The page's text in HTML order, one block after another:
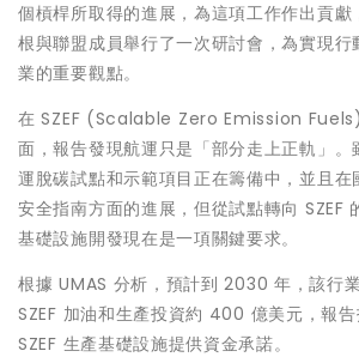
個槓桿所取得的進展，為這項工作作出貢
根與聯盟成員舉行了一次研討會，為實現
業的重要觀點。
在 SZEF (Scalable Zero Emission
面，報告發現航運只是「部分走上正軌」
運脫碳試點和示範項目正在籌備中，並且在
安全指南方面的進展，但從試點轉向 SZEF
基礎設施開發現在是一項關鍵要求。
根據 UMAS 分析，預計到 2030 年，該行
SZEF 加油和生產投資約 400 億美元，報
SZEF 生產基礎設施提供資金承諾。